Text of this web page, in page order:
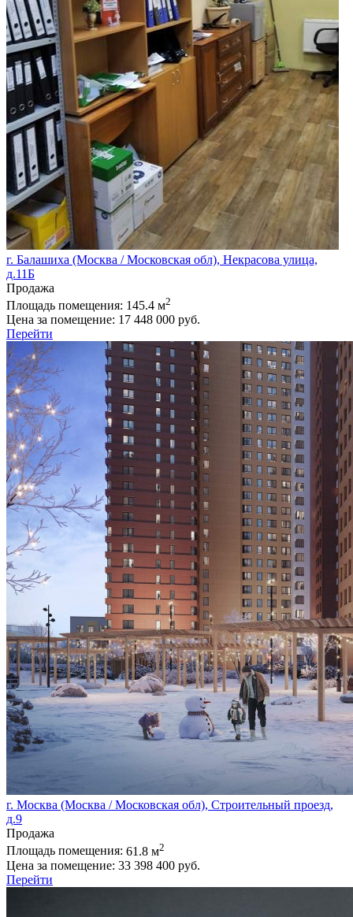
г. Балашиха (Москва / Московская обл), Некрасова улица,
д.11Б
Продажа
Площадь помещения: 145.4 м2
Цена за помещение: 17 448 000 руб.
Перейти
г. Москва (Москва / Московская обл), Строительный проезд,
д.9
Продажа
Площадь помещения: 61.8 м2
Цена за помещение: 33 398 400 руб.
Перейти